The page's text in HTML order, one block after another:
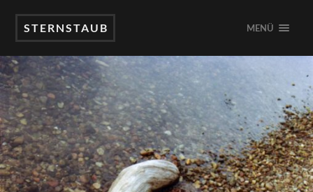
STERNSTAUB MENÜ